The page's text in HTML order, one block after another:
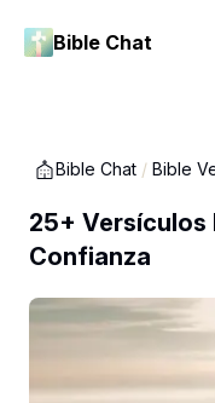
Bible Chat
Bible Chat / Bible
25+ Versículos
Confianza